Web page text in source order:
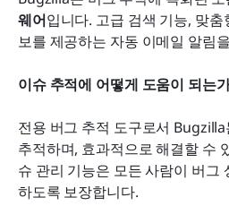
웨어입니다. 고급 검색 기능, 맞
보를 제공하는 자동 이메일 알림
이슈 추적에 어떻게 도움이 되는
전용 버그 추적 도구로서
추적하며, 효과적으로 해결할 수
슈 관리 기능은 모든 사람이 버그
하도록 보장합니다.